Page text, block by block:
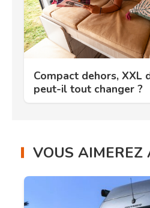
Compact dehors, XXL
peut-il tout changer ?
VOUS AIMEREZ